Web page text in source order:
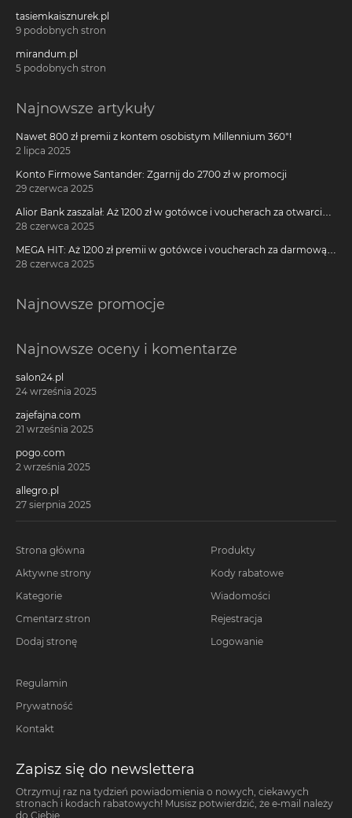
tasiemkaisznurek.pl
9 podobnych stron
mirandum.pl
5 podobnych stron
Najnowsze artykuły
Nawet 800 zł premii z kontem osobistym Millennium 360°!
2 lipca 2025
Konto Firmowe Santander: Zgarnij do 2700 zł w promocji
29 czerwca 2025
Alior Bank zaszalał: Aż 1200 zł w gotówce i voucherach za otwarcie
darmowego konta!
28 czerwca 2025
MEGA HIT: Aż 1200 zł premii w gotówce i voucherach za darmową
kartę kredytową Citi Simplicity
28 czerwca 2025
Najnowsze promocje
Najnowsze oceny i komentarze
salon24.pl
24 września 2025
zajefajna.com
21 września 2025
pogo.com
2 września 2025
allegro.pl
27 sierpnia 2025
Strona główna
Aktywne strony
Kategorie
Cmentarz stron
Dodaj stronę
Produkty
Kody rabatowe
Wiadomości
Rejestracja
Logowanie
Regulamin
Prywatność
Kontakt
Zapisz się do newslettera
Otrzymuj raz na tydzień powiadomienia o nowych, ciekawych
stronach i kodach rabatowych! Musisz potwierdzić, że e-mail należy
do Ciebie.